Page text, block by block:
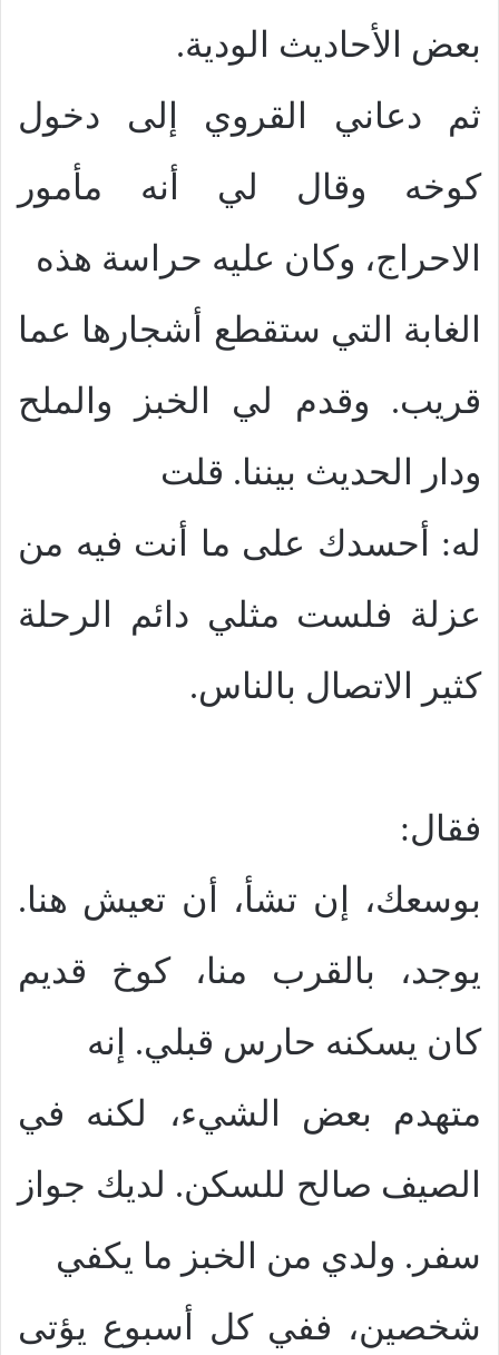
بعض الأحاديث الودية.
ثم دعاني القروي إلى دخول
كوخه وقال لي أنه مأمور
الاحراج، وكان عليه حراسة هذه
الغابة التي ستقطع أشجارها عما
قريب. وقدم لي الخبز والملح
ودار الحديث بيننا. قلت
له: أحسدك على ما أنت فيه من
عزلة فلست مثلي دائم الرحلة
كثير الاتصال بالناس.
فقال:
بوسعك، إن تشأ، أن تعيش هنا.
يوجد، بالقرب منا، كوخ قديم
كان يسكنه حارس قبلي. إنه
متهدم بعض الشيء، لكنه في
الصيف صالح للسكن. لديك جواز
سفر. ولدي من الخبز ما يكفي
شخصين، ففي كل أسبوع يؤتى